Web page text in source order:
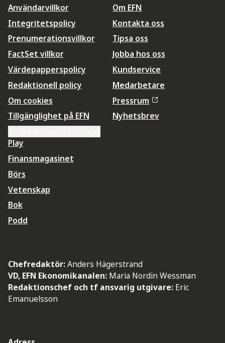
Användarvillkor
Integritetspolicy
Prenumerationsvillkor
FactSet villkor
Värdepapperspolicy
Redaktionell policy
Om cookies
Tillgänglighet på EFN
Om EFN
Kontakta oss
Tipsa oss
Jobba hos oss
Kundservice
Medarbetare
Pressrum
Nyhetsbrev
Play
Finansmagasinet
Börs
Vetenskap
Bok
Podd
Chefredaktör:Anders Hägerstrand
VD, EFN Ekonomikanalen: Maria Nordin Wessman
Redaktionschef och tf ansvarig utgivare: Eric
Emanuelsson